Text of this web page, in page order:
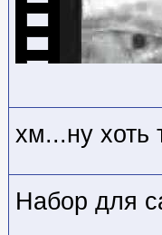
хм...ну хоть
Набор для